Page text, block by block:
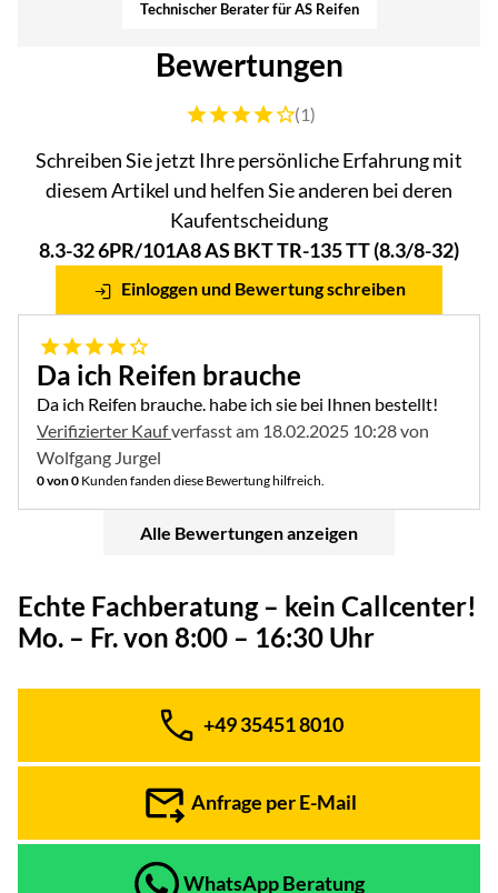
Technischer Berater für AS Reifen
Bewertungen
Bewertung: 4 von 5 (1 Bewertungen)
(1)
Schreiben Sie jetzt Ihre persönliche Erfahrung mit
diesem Artikel und helfen Sie anderen bei deren
Kaufentscheidung
8.3-32 6PR/101A8 AS BKT TR-135 TT (8.3/8-32)
Einloggen und Bewertung schreiben
4 von 5
Da ich Reifen brauche
Da ich Reifen brauche. habe ich sie bei Ihnen bestellt!
Verifizierter Kaufverfasst am 18.02.2025 10:28 von
Wolfgang Jurgel
0 von 0 Kunden fanden diese Bewertung hilfreich.
Alle Bewertungen anzeigen
Echte Fachberatung – kein Callcenter!
Mo. – Fr. von 8:00 – 16:30 Uhr
Telefon:
+49 35451 8010
Anfrage per E-Mail
WhatsApp Beratung